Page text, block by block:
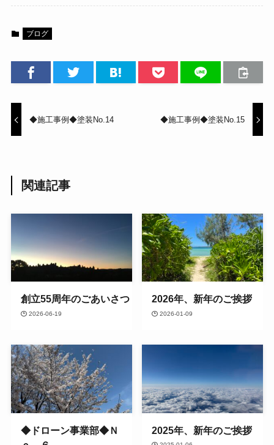
ブログ
◆施工事例◆塗装No.14 ◆施工事例◆塗装No.15
関連記事
創立55周年のごあいさつ
2026-06-19
2026年、新年のご挨拶
2026-01-09
◆ドローン事業部◆Ｎ
2025年、新年のご挨拶